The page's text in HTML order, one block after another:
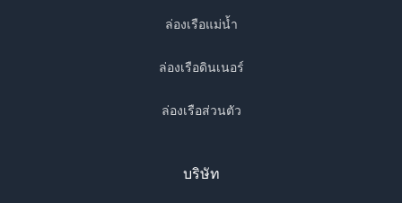
ล่องเรือแม่น้ำ
ล่องเรือดินเนอร์
ล่องเรือส่วนตัว
บริษัท